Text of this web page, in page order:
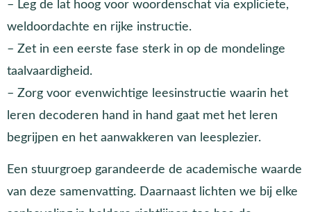
– Leg de lat hoog voor woordenschat via expliciete,
weldoordachte en rijke instructie.
– Zet in een eerste fase sterk in op de mondelinge
taalvaardigheid.
– Zorg voor evenwichtige leesinstructie waarin het
leren decoderen hand in hand gaat met het leren
begrijpen en het aanwakkeren van leesplezier.
Een stuurgroep garandeerde de academische waarde
van deze samenvatting. Daarnaast lichten we bij elke